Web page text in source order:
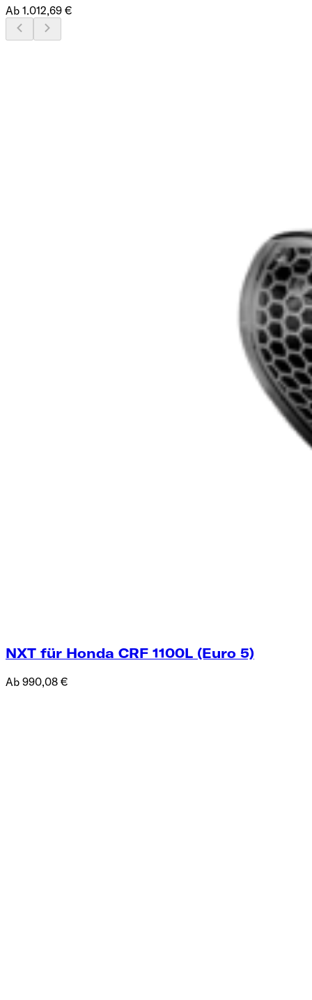
Ab 1.012,69 €
NXT für Honda CRF 1100L (Euro 5)
Ab 990,08 €